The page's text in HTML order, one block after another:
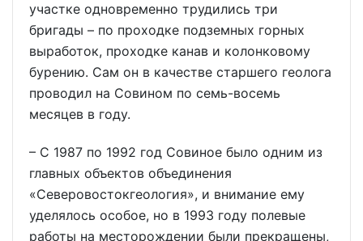
участке одновременно трудились три
бригады – по проходке подземных горных
выработок, проходке канав и колонковому
бурению. Сам он в качестве старшего геолога
проводил на Совином по семь-восемь
месяцев в году.
– С 1987 по 1992 год Совиное было одним из
главных объектов объединения
«Северовостокгеология», и внимание ему
уделялось особое, но в 1993 году полевые
работы на месторождении были прекращены,